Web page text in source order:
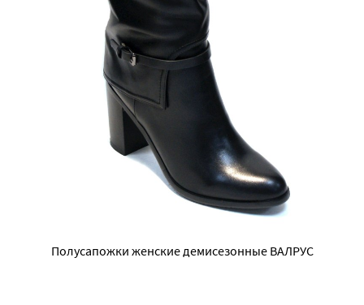
Полусапожки женские демисезонные ВАЛРУС